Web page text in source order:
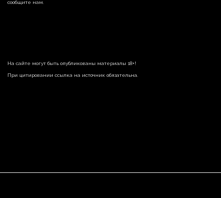
сообщите нам.
На сайте могут быть опубликованы материалы 18+!
При цитировании ссылка на источник обязательна.